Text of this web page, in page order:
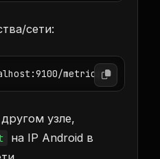
сети:
metrics
узле,
на IP Android в